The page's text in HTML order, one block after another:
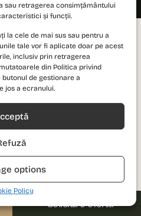
sau retragerea consimțământului
și funcții.
la cele de mai sus sau pentru a
tale vor fi aplicate doar pe acest
inclusiv prin retragerea
din Politica privind
de gestionare a
jos a ecranului.
options
Policy
Solicită o ofertă